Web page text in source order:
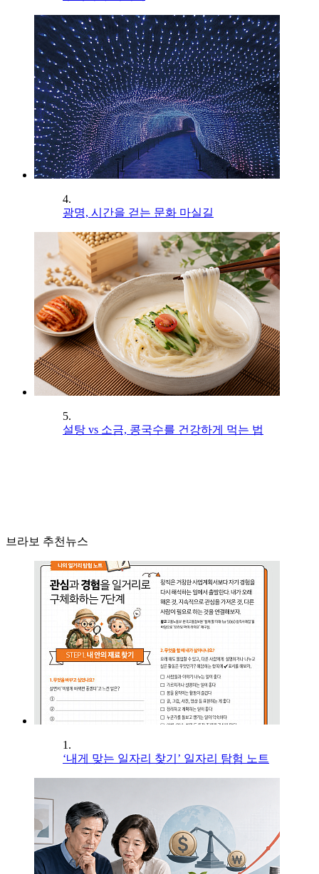
4.
광명, 시간을 걷는 문화 마실길
5.
설탕 vs 소금, 콩국수를 건강하게 먹는 법
브라보 추천뉴스
1.
‘내게 맞는 일자리 찾기’ 일자리 탐험 노트